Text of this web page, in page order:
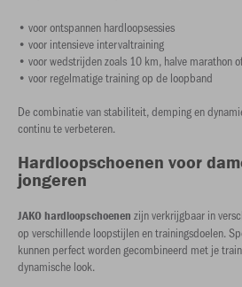
• voor ontspannen hardloopsessies
• voor intensieve intervaltraining
• voor wedstrijden zoals 10 km, halve marathon
• voor regelmatige training op de loopband
De combinatie van stabiliteit, demping en
continu te verbeteren.
Hardloopschoenen voor
jongeren
JAKO hardloopschoenen zijn verkrijgbaar in
op verschillende loopstijlen en trainingsdoelen.
kunnen perfect worden gecombineerd met je
dynamische look.